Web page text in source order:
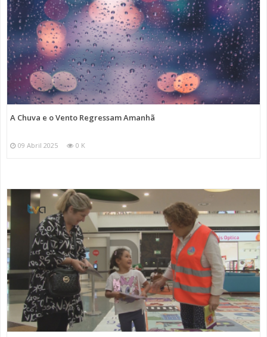
A Chuva e o Vento Regressam Amanhã
09 Abril 2025 0 K